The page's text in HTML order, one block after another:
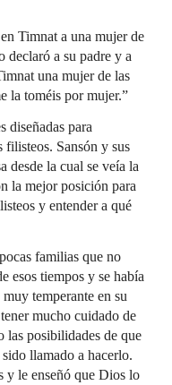
Timnat a una mujer de
declaró a su padre y a
una mujer de las
la toméis por mujer.”
diseñadas para
filisteos. Sansón y sus
desde la cual se veía la
la mejor posición para
y entender a qué
familias que no
esos tiempos y se había
temperante en su
mucho cuidado de
las posibilidades de que
llamado a hacerlo.
y le enseñó que Dios lo